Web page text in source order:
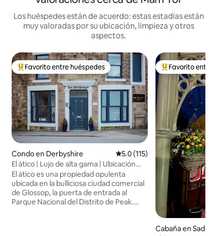
Los huéspedes están de acuerdo: estas estadías están
muy valoradas por su ubicación, limpieza y otros
aspectos.
Favorito entre huéspedes preferido
Favorito entre huéspedes
Condo en Derbyshire Calificación promedio: 5.0 de
5.0 (115)
El ático | Lujo de alta gama | Ubicación
céntrica
El ático es una propiedad opulenta
ubicada en la bulliciosa ciudad comercial
de Glossop, la puerta de entrada al
Parque Nacional del Distrito de Peak.
Favorito entre
Favorito entre
Cabaña en